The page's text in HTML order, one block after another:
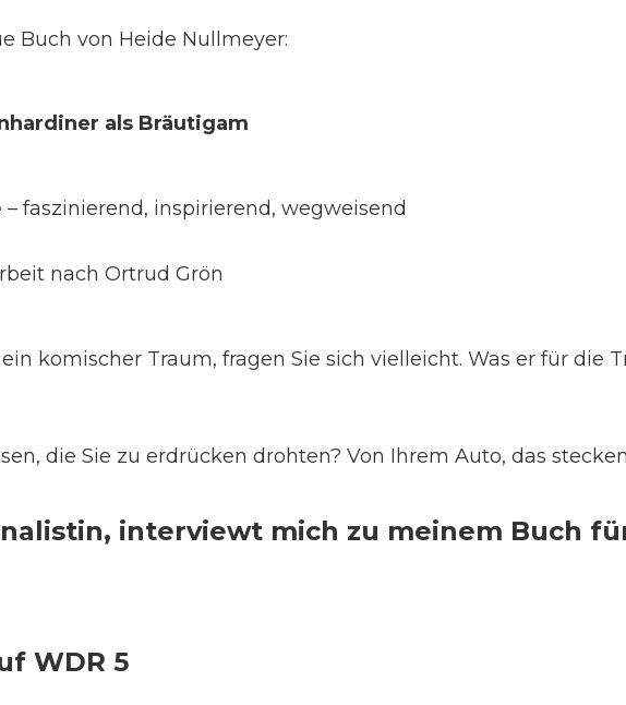
Buch von Heide Nullmeyer:
als Bräutigam
– faszinierend, inspirierend, wegweisend
nach Ortrud Grön
komischer Traum, fragen Sie sich vielleicht. Was er für
die Sie zu erdrücken drohten? Von Ihrem Auto, das
interviewt mich zu meinem Buch
WDR 5